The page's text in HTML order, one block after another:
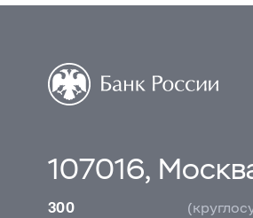
107016,
300